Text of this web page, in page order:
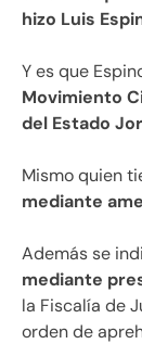
hizo Luis
Y es que
Movimiento
del Estado
Mismo quien
mediante
Además se
mediante
la Fiscalía de
orden de